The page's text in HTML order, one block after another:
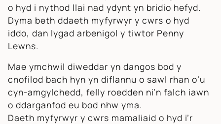
o hyd i nythod llai nad ydynt yn bridio hefyd.
Dyma beth ddaeth myfyrwyr y cwrs o hyd
iddo, dan lygad arbenigol y tiwtor Penny
Lewns.
Mae ymchwil diweddar yn dangos bod y
cnofilod bach hyn yn diflannu o sawl rhan o’u
cyn-amgylchedd, felly roedden ni’n falch iawn
o ddarganfod eu bod nhw yma.
Daeth myfyrwyr y cwrs mamaliaid o hyd i’r